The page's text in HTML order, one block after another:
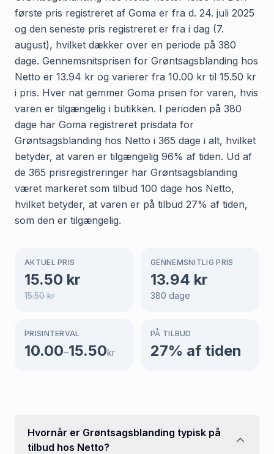
første pris registreret af Goma er fra d. 24. juli 2025
og den seneste pris registreret er fra i dag (7.
august), hvilket dækker over en periode på 380
dage. Gennemsnitsprisen for Grøntsagsblanding hos
Netto er 13.94 kr og varierer fra 10.00 kr til 15.50 kr
i pris. Hver nat gemmer Goma prisen for varen, hvis
varen er tilgængelig i butikken. I perioden på 380
dage har Goma registreret prisdata for
Grøntsagsblanding hos Netto i 365 dage i alt, hvilket
betyder, at varen er tilgængelig 96% af tiden. Ud af
de 365 prisregistreringer har Grøntsagsblanding
været markeret som tilbud 100 dage hos Netto,
hvilket betyder, at varen er på tilbud 27% af tiden,
som den er tilgængelig.
AKTUEL PRIS
15.50 kr
15.50kr
GENNEMSNITLIG PRIS
13.94 kr
380 dage
PRISINTERVAL
10.00–15.50kr
PÅ TILBUD
27% af tiden
Hvornår er Grøntsagsblanding typisk på
tilbud hos Netto?